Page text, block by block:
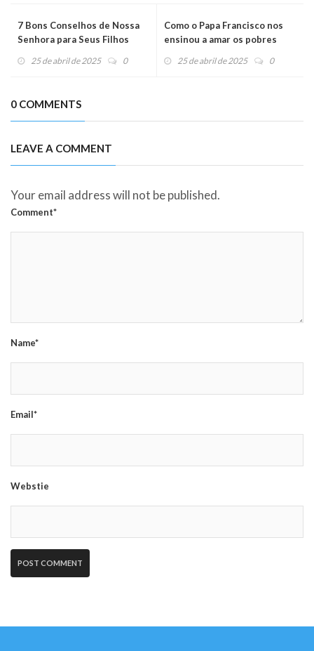
7 Bons Conselhos de Nossa
Senhora para Seus Filhos
25 de abril de 2025 0
Como o Papa Francisco nos
ensinou a amar os pobres
25 de abril de 2025 0
0 COMMENTS
LEAVE A COMMENT
Your email address will not be published.
Comment*
Name*
Email*
Webstie